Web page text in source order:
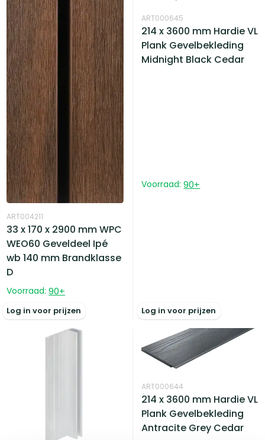
ART004211
33 x 170 x 2900 mm WPC
WEO60 Geveldeel Ipé
wb 140 mm Brandklasse
D
Voorraad: 90+
Log in voor prijzen
ART000645
214 x 3600 mm Hardie VL
Plank Gevelbekleding
Midnight Black Cedar
Voorraad: 90+
Log in voor prijzen
ART000644
214 x 3600 mm Hardie VL
Plank Gevelbekleding
Antracite Grey Cedar